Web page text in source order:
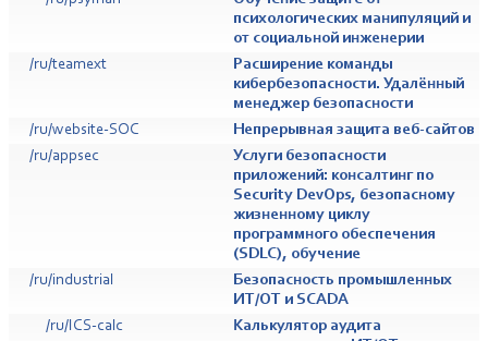
психологических манипуляций и
от социальной инженерии
/ru/teamext
Расширение команды
кибербезопасности. Удалённый
менеджер безопасности
/ru/website-SOC
Непрерывная защита веб-сайтов
/ru/appsec
Услуги безопасности
приложений: консалтинг по
Security DevOps, безопасному
жизненному циклу
программного обеспечения
(SDLC), обучение
/ru/industrial
Безопасность промышленных
ИТ/ОТ и SCADA
/ru/ICS-calc
Калькулятор аудита